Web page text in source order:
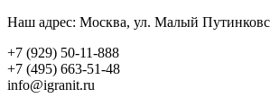
Наш адрес: Москва, ул. Малый
+7 (929) 50-11-888
+7 (495) 663-51-48
info@igranit.ru